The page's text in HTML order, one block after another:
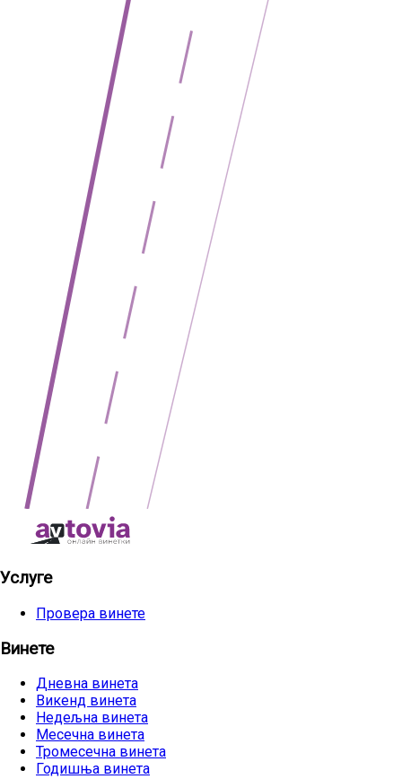
Услуге
Провера винете
Винете
Дневна винета
Викенд винета
Недељна винета
Месечна винета
Тромесечна винета
Годишња винета